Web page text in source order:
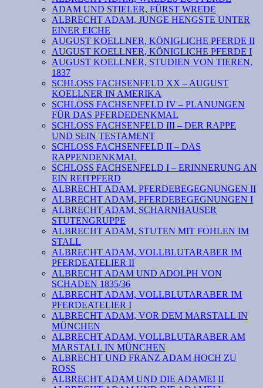
ADAM UND STIELER, FÜRST WREDE
ALBRECHT ADAM, JUNGE HENGSTE UNTER
EINER EICHE
AUGUST KOELLNER, KÖNIGLICHE PFERDE II
AUGUST KOELLNER, KÖNIGLICHE PFERDE I
AUGUST KOELLNER, STUDIEN VON TIEREN,
1837
SCHLOSS FACHSENFELD XX – AUGUST
KOELLNER IN AMERIKA
SCHLOSS FACHSENFELD IV – PLANUNGEN
FÜR DAS PFERDEDENKMAL
SCHLOSS FACHSENFELD III – DER RAPPE
UND SEIN TESTAMENT
SCHLOSS FACHSENFELD II – DAS
RAPPENDENKMAL
SCHLOSS FACHSENFELD I – ERINNERUNG AN
EIN REITPFERD
ALBRECHT ADAM, PFERDEBEGEGNUNGEN II
ALBRECHT ADAM, PFERDEBEGEGNUNGEN I
ALBRECHT ADAM, SCHARNHAUSER
STUTENGRUPPE
ALBRECHT ADAM, STUTEN MIT FOHLEN IM
STALL
ALBRECHT ADAM, VOLLBLUTARABER IM
PFERDEATELIER II
ALBRECHT ADAM UND ADOLPH VON
SCHADEN 1835/36
ALBRECHT ADAM, VOLLBLUTARABER IM
PFERDEATELIER I
ALBRECHT ADAM, VOR DEM MARSTALL IN
MÜNCHEN
ALBRECHT ADAM, VOLLBLUTARABER AM
MARSTALL IN MÜNCHEN
ALBRECHT UND FRANZ ADAM HOCH ZU
ROSS
ALBRECHT ADAM UND DIE ADAMEI II